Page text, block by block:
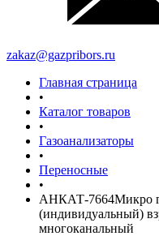
zakaz@gazpribors.ru
Главная страница
•
Каталог товаров
•
Газоанализаторы
•
Переносные
•
АНКАТ-7664Микро
(индивидуальный)
многоканальный